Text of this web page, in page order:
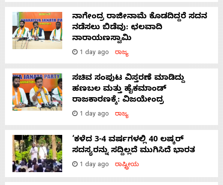
ನಾಗೇಂದ್ರ ರಾಜೀನಾಮೆ ಕೊಡದಿದ್ದರೆ ಸದನ
ನಡೆಸಲು ಬಿಡೆವು: ಛಲವಾದಿ
ನಾರಾಯಣಸ್ವಾಮಿ
1 day ago ರಾಜ್ಯ
ಸಚಿವ ಸಂಪುಟ ವಿಸ್ತರಣೆ ಮಾಡಿದ್ದು
ಹಣಬಲ ಮತ್ತು ಹೈಕಮಾಂಡ್
ರಾಜಕಾರಣಕ್ಕೆ: ವಿಜಯೇಂದ್ರ
1 day ago ರಾಜ್ಯ
‘ಕಳೆದ 3-4 ವರ್ಷಗಳಲ್ಲಿ 40 ಲಷ್ಕರ್
ಸದಸ್ಯರನ್ನು ಸದ್ದಿಲ್ಲದೆ ಮುಗಿಸಿದೆ ಭಾರತ
1 day ago ರಾಷ್ಟ್ರೀಯ